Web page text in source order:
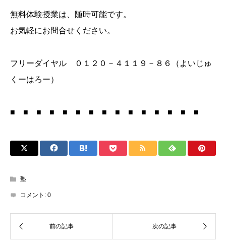
無料体験授業は、随時可能です。
お気軽にお問合せください。
フリーダイヤル ０１２０－４１１９－８６（よいじゅ
くーはろー）
■ ■ ■ ■ ■ ■ ■ ■ ■ ■ ■ ■ ■ ■ ■
塾
コメント: 0